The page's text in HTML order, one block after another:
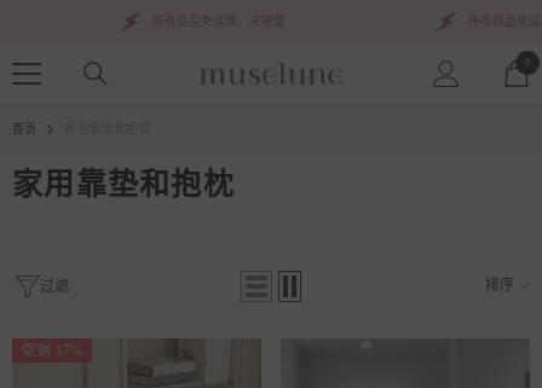
所有商品免运费，无限量 所有商品免运费，
00
项
首页
家用靠垫和抱枕
过滤 排序
促销 17%